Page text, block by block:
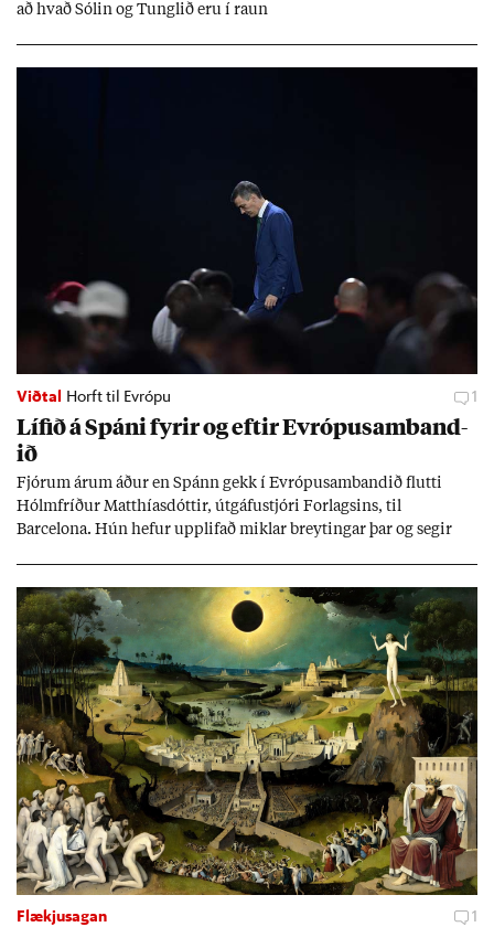
að hvað Sól­in og Tungl­ið eru í raun
Viðtal Horft til Evrópu 1
Líf­ið á Spáni fyr­ir og eft­ir Evr­ópu­sam­band­
ið
Fjór­um ár­um áð­ur en Spánn gekk í Evr­ópu­sam­band­ið flutti
Hólm­fríð­ur Matth­ías­dótt­ir, út­gáfu­stjóri For­lags­ins, til
Barcelona. Hún hef­ur upp­lif­að mikl­ar breyt­ing­ar þar og seg­ir
jafnt sem styrkj­um til menn­ing­ar­mála. Þá hafi katalónsk­an hlot­
ið með­byr.
Flækjusagan 1